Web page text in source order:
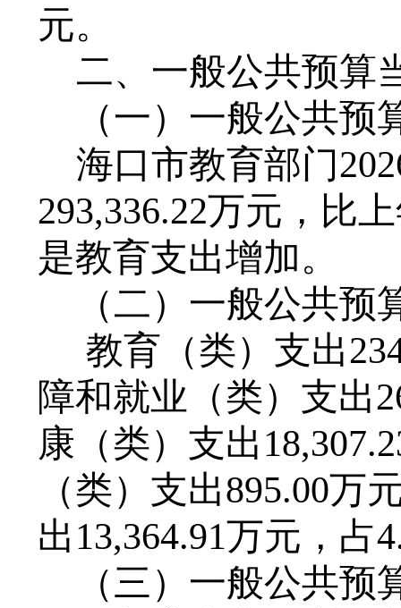
元。
二、一般公共预算
（一）一般公共
海口市教育部门
293,336.22万元，比
是教育支出增加。
（二）一般公共
教育（类）支出
障和就业（类）支出
康（类）支出18,307.
（类）支出895.00万
出13,364.91万元，占
（三）一般公共